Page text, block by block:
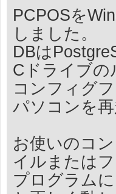
PCPOSを
しました。
DBは
Cドライブの
コンフィグ
パソコンを再
お使いのコ
イルまたは
プログラム